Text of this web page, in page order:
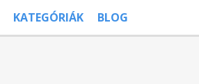
KATEGÓRIÁK BLOG